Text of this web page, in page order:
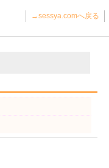
→sessya.comへ戻る